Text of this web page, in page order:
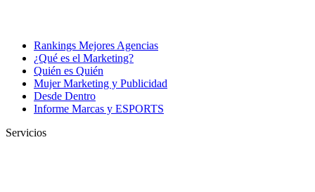
Rankings Mejores Agencias
¿Qué es el Marketing?
Quién es Quién
Mujer Marketing y Publicidad
Desde Dentro
Informe Marcas y ESPORTS
Servicios